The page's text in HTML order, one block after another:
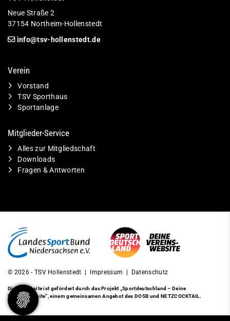
Neue Straße 2
37154 Northeim-Hollenstedt
info@tsv-hollenstedt.de
Verein
Vorstand
TSV Sporthaus
Sportanlage
Mitglieder-Service
Alles zur Mitgliedschaft
Downloads
Fragen & Antworten
© 2026 - TSV Hollenstedt | Impressum Datenschutz
Diese Website ist gefördert durch das Projekt„Sportdeutschland – Deine
Vereinswebsite”, einem gemeinsamen Angebot des DOSB und NETZCOCKTAIL.